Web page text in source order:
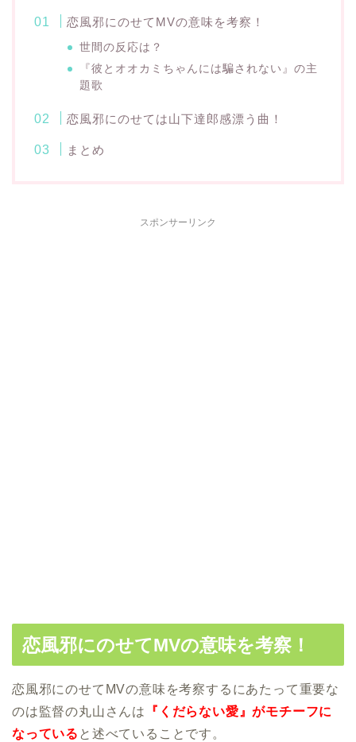
恋風邪にのせてMVの意味を考察！
世間の反応は？
『彼とオオカミちゃんには騙されない』の主
題歌
恋風邪にのせては山下達郎感漂う曲！
まとめ
スポンサーリンク
恋風邪にのせてMVの意味を考察！
恋風邪にのせてMVの意味を考察するにあたって重要な
のは監督の丸山さんは
『くだらない愛』がモチーフに
なっている と述べていることです。